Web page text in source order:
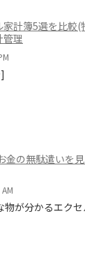
計簿5選を比較(
管理
金の無駄遣いを
が分かるエク